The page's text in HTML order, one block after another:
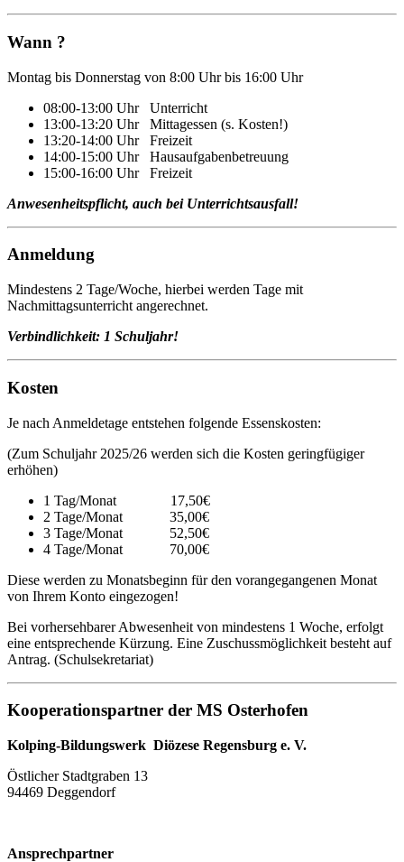
Wann ?
Montag bis Donnerstag von 8:00 Uhr bis 16:00 Uhr
08:00-13:00 Uhr Unterricht
13:00-13:20 Uhr Mittagessen (s. Kosten!)
13:20-14:00 Uhr Freizeit
14:00-15:00 Uhr Hausaufgabenbetreuung
15:00-16:00 Uhr Freizeit
Anwesenheitspflicht, auch bei Unterrichtsausfall!
Anmeldung
Mindestens 2 Tage/Woche, hierbei werden Tage mit
Nachmittagsunterricht angerechnet.
Verbindlichkeit: 1 Schuljahr!
Kosten
Je nach Anmeldetage entstehen folgende Essenskosten:
(Zum Schuljahr 2025/26 werden sich die Kosten geringfügiger
erhöhen)
1 Tag/Monat 17,50€
2 Tage/Monat 35,00€
3 Tage/Monat 52,50€
4 Tage/Monat 70,00€
Diese werden zu Monatsbeginn für den vorangegangenen Monat
von Ihrem Konto eingezogen!
Bei vorhersehbarer Abwesenheit von mindestens 1 Woche, erfolgt
eine entsprechende Kürzung. Eine Zuschussmöglichkeit besteht auf
Antrag. (Schulsekretariat)
Kooperationspartner der MS Osterhofen
Kolping-Bildungswerk Diözese Regensburg e. V.
Östlicher Stadtgraben 13
94469 Deggendorf
Ansprechpartner